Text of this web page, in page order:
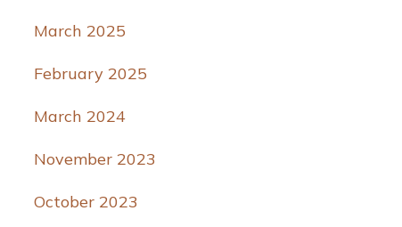
March 2025
February 2025
March 2024
November 2023
October 2023